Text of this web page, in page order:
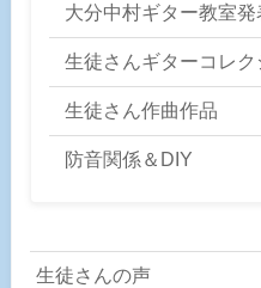
大分中村ギター教室発
生徒さんギターコレク
生徒さん作曲作品
防音関係＆DIY
生徒さんの声